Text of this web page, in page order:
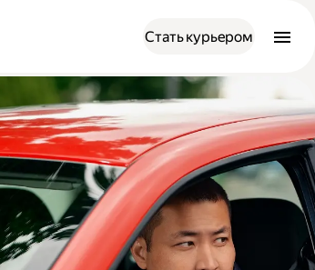
Стать курьером